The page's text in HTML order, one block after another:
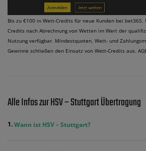
Bis zu €100 in Wett-Credits für neue Kunden bei
Credits nach Abrechnung von Wetten im Wert der
Nutzung verfügbar. Mindestquoten, Wett- und
Gewinne schließen den Einsatz von Wett-Credits aus.
Alle Infos zur HSV – Stuttgart Übertragung
Wann ist HSV – Stuttgart?